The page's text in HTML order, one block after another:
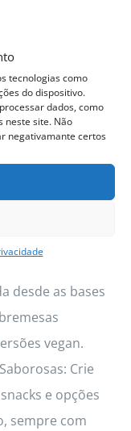
tecnologias como
do dispositivo.
dados, como
neste site. Não
negativamante certos
Pastelaria
de
desde as bases
vegan.
Crie
e opções
sempre com